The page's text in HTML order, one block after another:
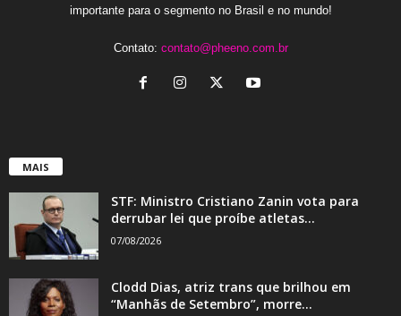
importante para o segmento no Brasil e no mundo!
Contato: contato@pheeno.com.br
MAIS
STF: Ministro Cristiano Zanin vota para
derrubar lei que proíbe atletas...
07/08/2026
Clodd Dias, atriz trans que brilhou em
“Manhãs de Setembro”, morre...